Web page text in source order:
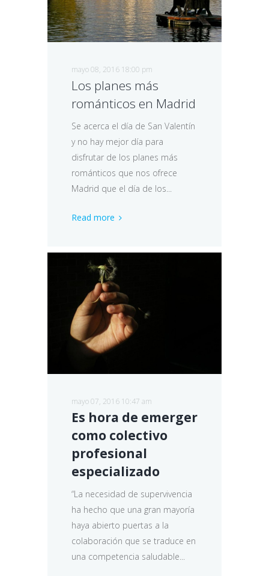
mayo 08, 2016 18:00 pm
Los planes más
románticos en Madrid
Se acerca el día de San Valentín
y no hay mejor día para
disfrutar de los planes más
románticos que nos ofrece
Madrid que el día de los...
Read more
mayo 07, 2016 10:47 am
Es hora de emerger
como colectivo
profesional
especializado
“La necesidad de supervivencia
ha hecho que una gran mayoría
haya abierto puertas a la
colaboración que se traduce en
una competencia saludable...